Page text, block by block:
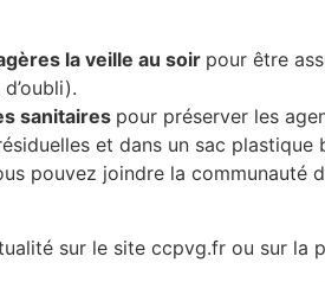
la veille au soir pour être
sanitaires pour préserver les
et dans un sac plastique
pouvez joindre la communauté
sur le site ccpvg.fr ou sur la